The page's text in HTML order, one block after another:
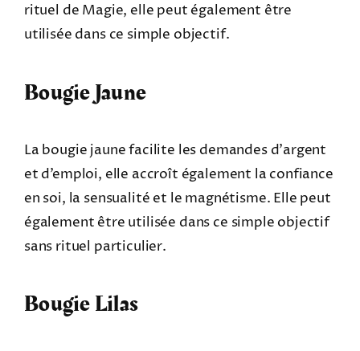
rituel de Magie, elle peut également être
utilisée dans ce simple objectif.
Bougie Jaune
La bougie jaune facilite les demandes d’argent
et d’emploi, elle accroît également la confiance
en soi, la sensualité et le magnétisme. Elle peut
également être utilisée dans ce simple objectif
sans rituel particulier.
Bougie Lilas